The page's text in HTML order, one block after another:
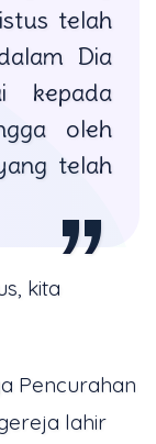
telah
Dia
kepada
oleh
telah
kita
Pencurahan
lahir